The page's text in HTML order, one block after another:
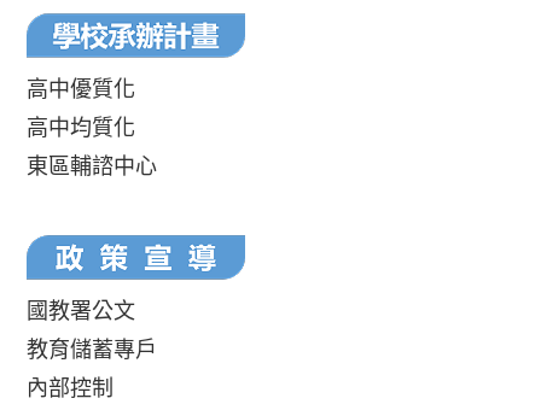
高中優質化
高中均質化
東區輔諮中心
國教署公文
教育儲蓄專戶
內部控制